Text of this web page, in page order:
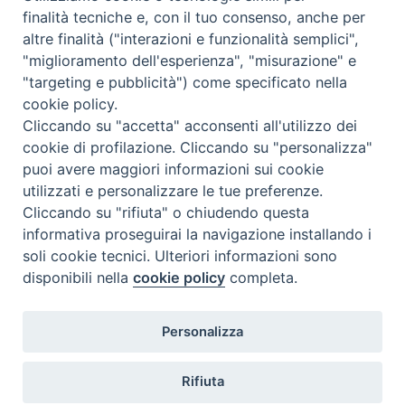
Tematica: Amore-Sentimenti, Carcere...
Contatti & Info
C.ne Aurelia, 50 – 00165 Roma
Contatti
Scrivi a: cnvf@chiesacattolica.it
finalità tecniche e, con il tuo consenso, anche per
altre finalità ("interazioni e funzionalità semplici",
"miglioramento dell'esperienza", "misurazione" e
"targeting e pubblicità") come specificato nella
cookie policy.
Cliccando su "accetta" acconsenti all'utilizzo dei
cookie di profilazione. Cliccando su "personalizza"
puoi avere maggiori informazioni sui cookie
utilizzati e personalizzare le tue preferenze.
Cliccando su "rifiuta" o chiudendo questa
informativa proseguirai la navigazione installando i
soli cookie tecnici. Ulteriori informazioni sono
disponibili nellacookie policy completa.
Personalizza
Rifiuta